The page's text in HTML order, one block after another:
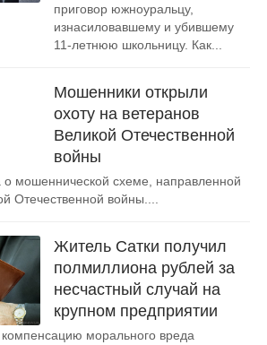
приговор южноуральцу,
изнасиловавшему и убившему
11-летнюю школьницу. Как...
Мошенники открыли
охоту на ветеранов
Великой Отечественной
войны
о мошеннической схеме, направленной
Отечественной войны....
Житель Сатки получил
полмиллиона рублей за
несчастный случай на
крупном предприятии
компенсацию морального вреда